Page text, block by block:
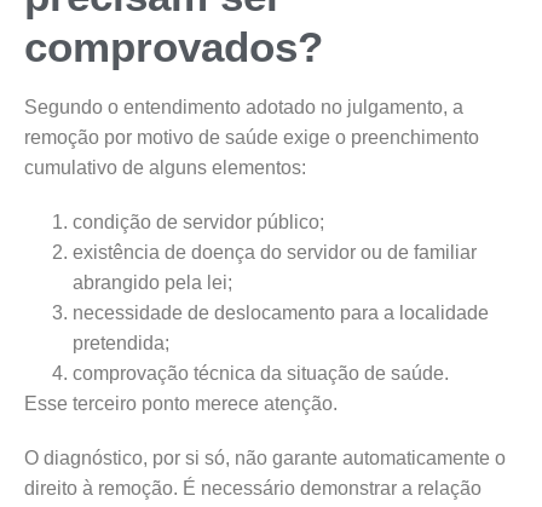
comprovados?
Segundo o entendimento adotado no julgamento, a
remoção por motivo de saúde exige o preenchimento
cumulativo de alguns elementos:
condição de servidor público;
existência de doença do servidor ou de familiar
abrangido pela lei;
necessidade de deslocamento para a localidade
pretendida;
comprovação técnica da situação de saúde.
Esse terceiro ponto merece atenção.
O diagnóstico, por si só, não garante automaticamente o
direito à remoção. É necessário demonstrar a relação